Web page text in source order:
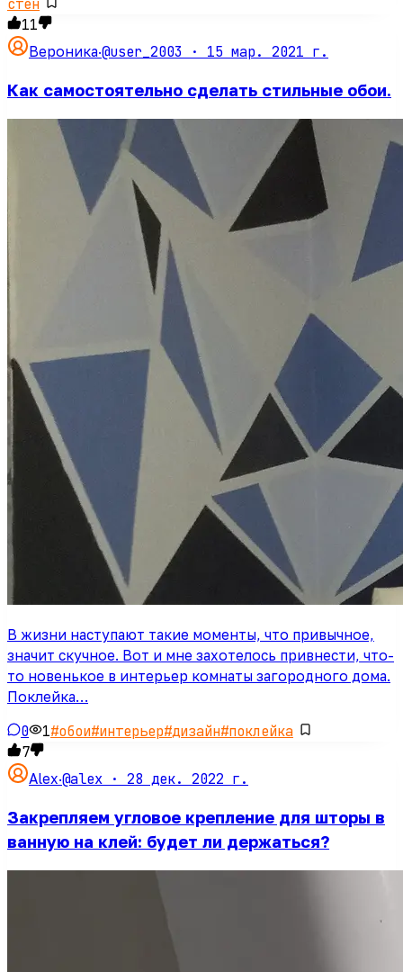
стен
11
Вероника·@user_2003 · 15 мар. 2021 г.
Как самостоятельно сделать стильные обои.
В жизни наступают такие моменты, что привычное,
значит скучное. Вот и мне захотелось привнести, что-
то новенькое в интерьер комнаты загородного дома.
Поклейка…
0 1#обои#интерьер#дизайн#поклейка
7
Alex·@alex · 28 дек. 2022 г.
Закрепляем угловое крепление для шторы в
ванную на клей: будет ли держаться?